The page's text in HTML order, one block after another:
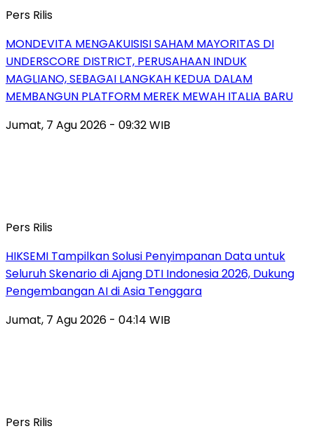
Pers Rilis
MONDEVITA MENGAKUISISI SAHAM MAYORITAS DI
UNDERSCORE DISTRICT, PERUSAHAAN INDUK
MAGLIANO, SEBAGAI LANGKAH KEDUA DALAM
MEMBANGUN PLATFORM MEREK MEWAH ITALIA BARU
Jumat, 7 Agu 2026 - 09:32 WIB
Pers Rilis
HIKSEMI Tampilkan Solusi Penyimpanan Data untuk
Seluruh Skenario di Ajang DTI Indonesia 2026, Dukung
Pengembangan AI di Asia Tenggara
Jumat, 7 Agu 2026 - 04:14 WIB
Pers Rilis